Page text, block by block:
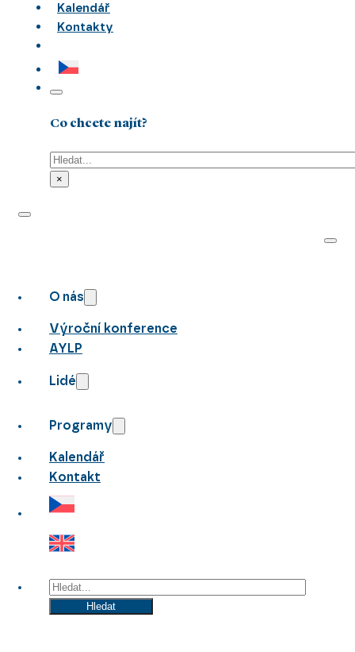
Kalendář
Kontakty
Co chcete najít?
Hledat
×
O nás
Výroční konference
AYLP
Lidé
Programy
Kalendář
Kontakt
Hledat
Hledat